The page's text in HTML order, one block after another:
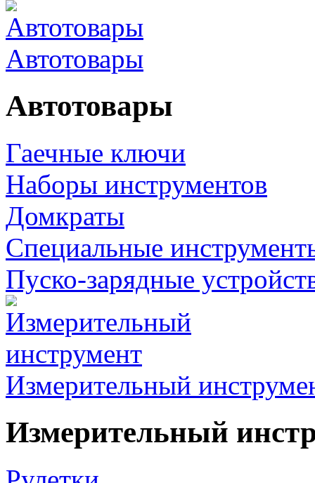
Автотовары
Автотовары
Гаечные ключи
Наборы инструментов
Домкраты
Специальные
Пуско-зарядные
Измерительный
Измерительный